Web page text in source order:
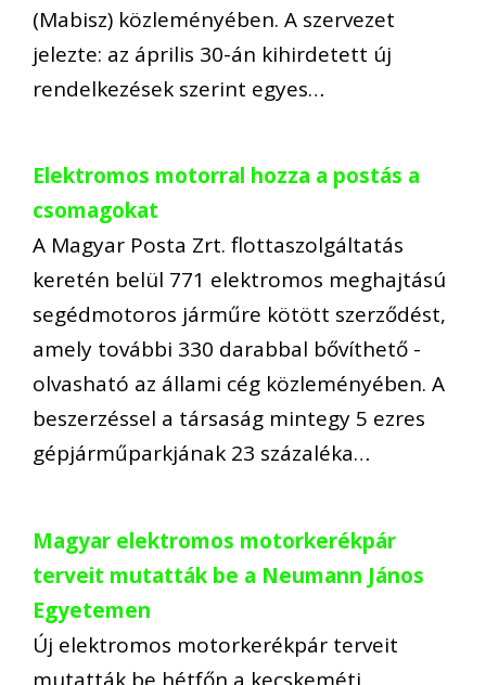
(Mabisz) közleményében. A szervezet
jelezte: az április 30-án kihirdetett új
rendelkezések szerint egyes…
Elektromos motorral hozza a postás a
csomagokat
A Magyar Posta Zrt. flottaszolgáltatás
keretén belül 771 elektromos meghajtású
segédmotoros járműre kötött szerződést,
amely további 330 darabbal bővíthető -
olvasható az állami cég közleményében. A
beszerzéssel a társaság mintegy 5 ezres
gépjárműparkjának 23 százaléka…
Magyar elektromos motorkerékpár
terveit mutatták be a Neumann János
Egyetemen
Új elektromos motorkerékpár terveit
mutatták be hétfőn a kecskeméti